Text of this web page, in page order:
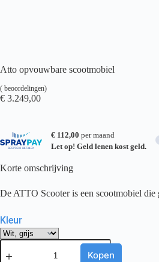
Atto opvouwbare scootmobiel
( beoordelingen)
€ 3.249,00
€ 112,00 per maand
Let op! Geld lenen kost geld.
Korte omschrijving
De ATTO Scooter is een scootmobiel
Kleur
Atto
opvouwbare
Kopen